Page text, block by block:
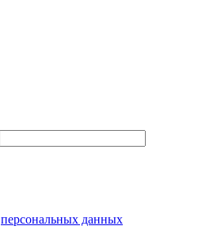
персональных данных